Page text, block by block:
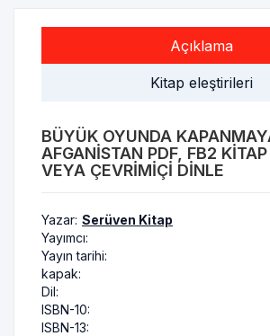
Açıklama
Kitap eleştirileri
BÜYÜK OYUNDA
AFGANISTAN PDF, FB2
VEYA ÇEVRIMIÇI DINLE
Yazar: Serüven Kitap
Yayımcı:
Yayın tarihi:
kapak:
Dil:
ISBN-10:
ISBN-13: